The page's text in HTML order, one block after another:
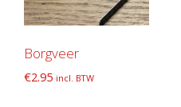
Borgveer
€2.95 incl. BTW